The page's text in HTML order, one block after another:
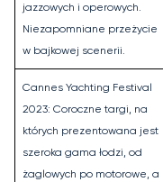
jazzowych i operowych.
Niezapomniane przeżycie
w bajkowej scenerii.
Cannes Yachting Festival
2023: Coroczne targi, na
których prezentowana jest
szeroka gama łodzi, od
żaglowych po motorowe, a